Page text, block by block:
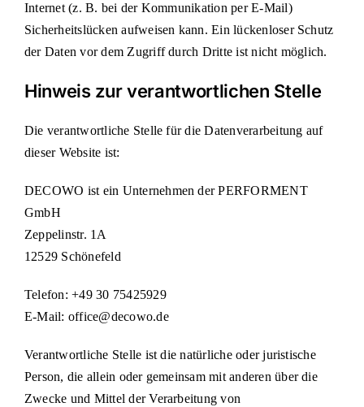
Internet (z. B. bei der Kommunikation per E-Mail)
Sicherheitslücken aufweisen kann. Ein lückenloser Schutz
der Daten vor dem Zugriff durch Dritte ist nicht möglich.
Hinweis zur verantwortlichen Stelle
Die verantwortliche Stelle für die Datenverarbeitung auf
dieser Website ist:
DECOWO ist ein Unternehmen der PERFORMENT
GmbH
Zeppelinstr. 1A
12529 Schönefeld
Telefon: +49 30 75425929
E-Mail: office@decowo.de
Verantwortliche Stelle ist die natürliche oder juristische
Person, die allein oder gemeinsam mit anderen über die
Zwecke und Mittel der Verarbeitung von